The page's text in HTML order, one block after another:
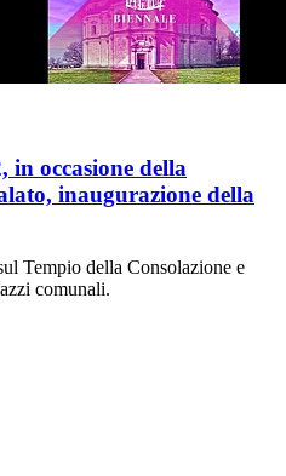
in occasione della
inaugurazione della
Tempio della Consolazione e
comunali.